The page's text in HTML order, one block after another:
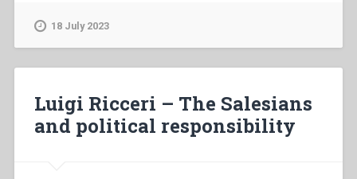
18 July 2023
Luigi Ricceri – The Salesians
and political responsibility